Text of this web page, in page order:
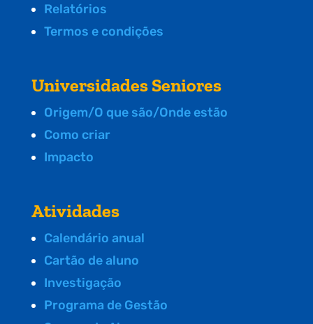
Relatórios
Termos e condições
Universidades Seniores
Origem/O que são/Onde estão
Como criar
Impacto
Atividades
Calendário anual
Cartão de aluno
Investigação
Programa de Gestão